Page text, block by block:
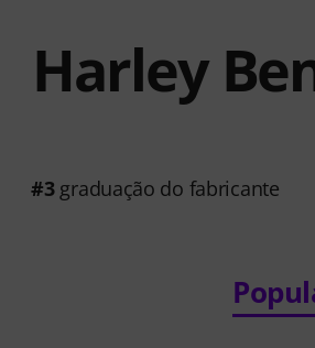
Harley
#3graduação do fabricante